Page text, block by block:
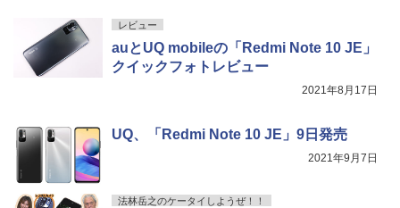
レビュー
auとUQ mobileの「Redmi Note 10 JE」
クイックフォトレビュー
2021年8月17日
UQ、「Redmi Note 10 JE」9日発売
2021年9月7日
法林岳之のケータイしようぜ！！